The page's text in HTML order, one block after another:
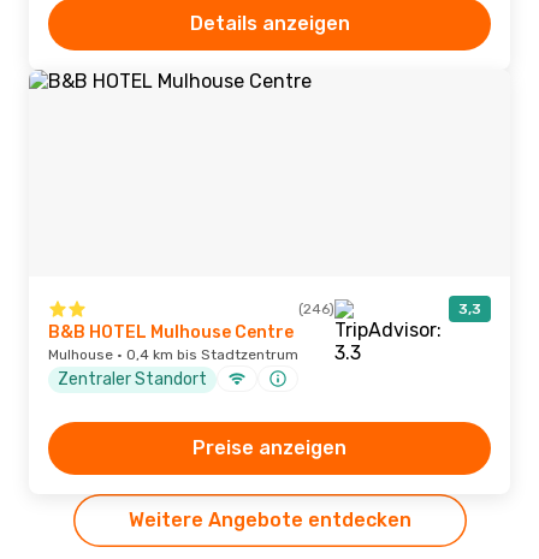
Details anzeigen
(246) 3,3
B&B HOTEL Mulhouse Centre
Mulhouse · 0,4 km bis Stadtzentrum
Zentraler Standort
Preise anzeigen
Weitere Angebote entdecken